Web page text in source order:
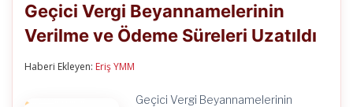
Beyannamelerinin
Verilme
ve
Geçici Vergi Beyannamelerinin
Verilme ve Ödeme Süreleri Uzatıldı
Haberi Ekleyen: Eriş YMM
Geçici Vergi Beyannamelerinin